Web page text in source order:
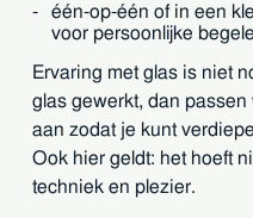
één-op-één of in een
voor persoonlijke
Ervaring met glas is niet
glas gewerkt, dan
aan zodat je kunt
Ook hier geldt: het hoeft
techniek en plezier.